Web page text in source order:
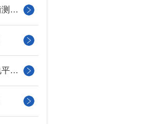
动平衡测试|动平衡测量仪
数字选频电平表|电平振荡器